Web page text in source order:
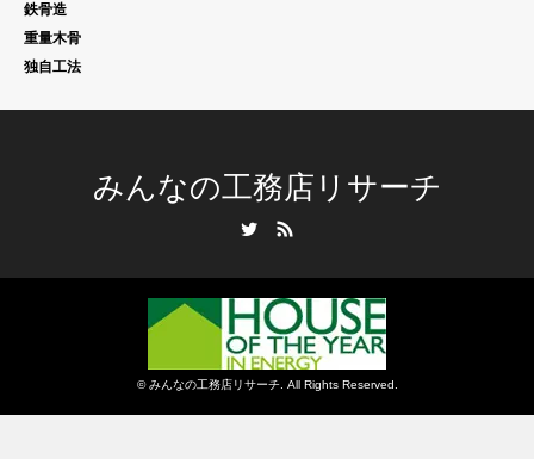
鉄骨造
重量木骨
独自工法
みんなの工務店リサーチ
©みんなの工務店リサーチ. All Rights Reserved.